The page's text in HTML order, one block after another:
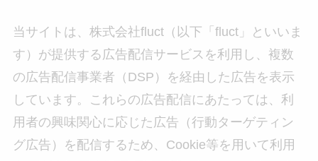
当サイトは、株式会社fluct（以下「fluct」といいま
す）が提供する広告配信サービスを利用し、複数
の広告配信事業者（DSP）を経由した広告を表示
しています。これらの広告配信にあたっては、利
用者の興味関心に応じた広告（行動ターゲティン
グ広告）を配信するため、Cookie等を用いて利用